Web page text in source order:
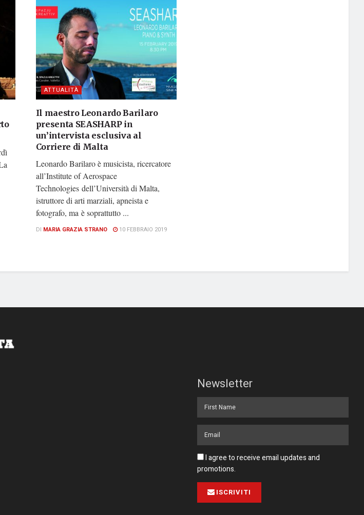
ATTUALITÀ
Il maestro Leonardo Barilaro
presenta SEASHARP in
un’intervista esclusiva al
Corriere di Malta
Leonardo Barilaro è musicista, ricercatore
all’Institute of Aerospace
Technologies dell’Università di Malta,
istruttore di arti marziali, apneista e
fotografo, ma è soprattutto ...
DI MARIA GRAZIA STRANO 10 FEBBRAIO 2019
Newsletter
I agree to receive email updates and
promotions.
ISCRIVITI